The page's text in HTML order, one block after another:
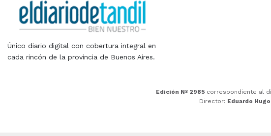
Único diario digital con cobertura integral en
cada rincón de la provincia de Buenos Aires.
Edición Nº 2985 correspondiente al
Director: Eduardo